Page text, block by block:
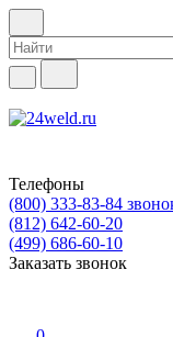
Телефоны
(800) 333-83-84
(812) 642-60-20
(499) 686-60-10
Заказать звонок